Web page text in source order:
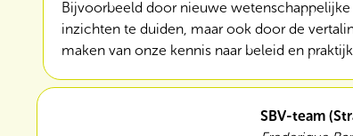
Bijvoorbeeld door nieuwe wetenschappelijke
inzichten te duiden, maar ook door de
maken van onze kennis naar beleid en
SBV-team